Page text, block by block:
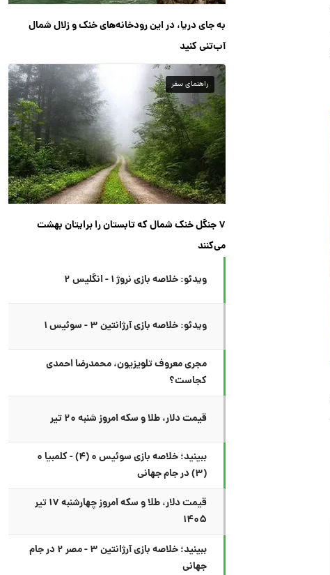
به جای دریا، در این رودخانه‌های خنک و زلال شمال
آب‌تنی کنید
راهنمای سفر
۷ جنگل خنک شمال که تابستان را برایتان بهشت
می‌کنند
ویدئو: خلاصه بازی نروژ ۱ - انگلیس ۲
ویدئو: خلاصه بازی آرژانتین ۳ - سوئیس ۱
مجری معروف تلویزیون، محمدرضا احمدی
کجاست؟
قیمت دلار، طلا و سکه امروز شنبه ۲۰ تیر
ببینید؛ خلاصه بازی سوئیس ۰ (۴) - کلمبیا ۰
(۳) در جام جهانی
قیمت دلار، طلا و سکه امروز چهارشنبه ۱۷ تیر
۱۴۰۵
ببینید؛ خلاصه بازی آرژانتین ۳ - مصر ۲ در جام
جهانی